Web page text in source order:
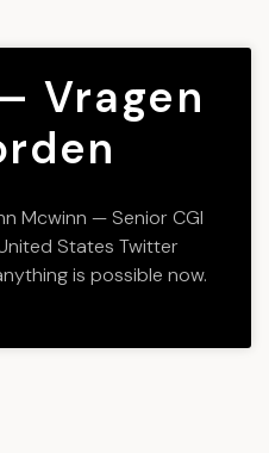
Vragen
Mcwinn — Senior CGI
States Twitter
is possible now.